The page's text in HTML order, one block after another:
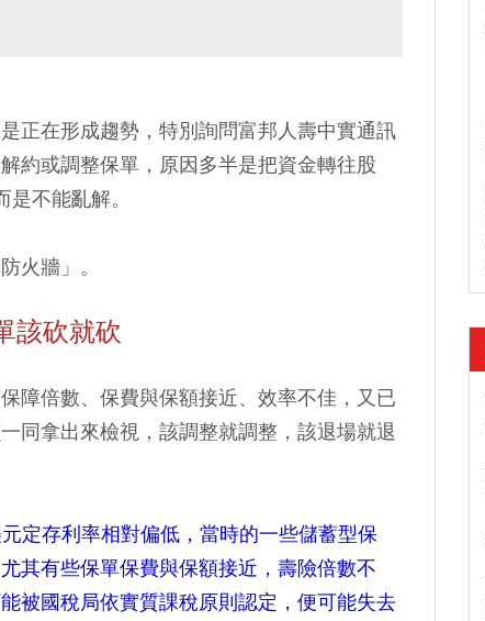
正在形成趨勢，特別詢問富邦人壽中實通訊
約或調整保單，原因多半是把資金轉往股
不能亂解。
火牆」。
該砍就砍
障倍數、保費與保額接近、效率不佳，又已
同拿出來檢視，該調整就調整，該退場就退
定存利率相對偏低，當時的一些儲蓄型保
其有些保單保費與保額接近，壽險倍數不
被國稅局依實質課稅原則認定，便可能失去